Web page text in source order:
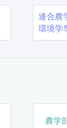
連合農
環境学
農学